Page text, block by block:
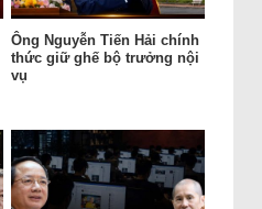
Ông Nguyễn Tiến Hải chính
thức giữ ghế bộ trưởng nội
vụ